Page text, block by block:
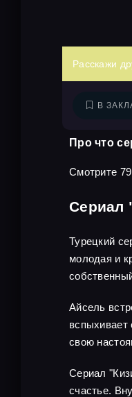
Расскажи
В
Про что
Смотрите
Сериал
Турецкий
молодая и
Айсель
вспыхивает
свою
Сериал
счастье.